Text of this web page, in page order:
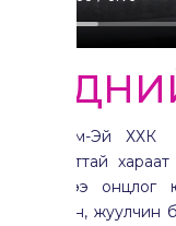
Ай-Си-Эм-Эй
оруулалттай
гэдгээрээ
дагалдан, жуулчин